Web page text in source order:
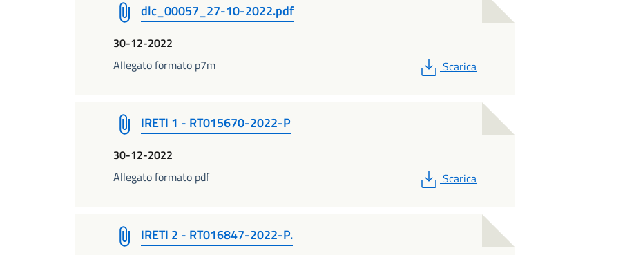
dlc_00057_27-10-2022.pdf
30-12-2022
Allegato formato p7m
PDF
Scarica
IRETI 1 - RT015670-2022-P
30-12-2022
Allegato formato pdf
PDF
Scarica
IRETI 2 - RT016847-2022-P.